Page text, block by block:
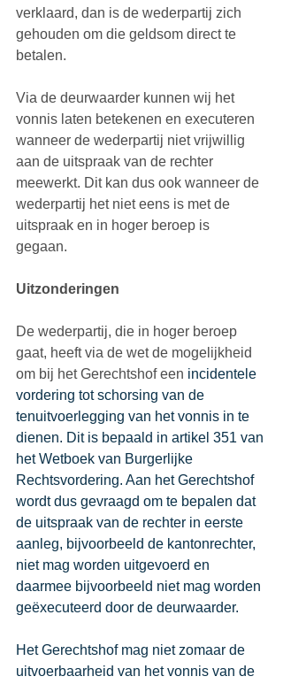
verklaard, dan is de wederpartij zich
gehouden om die geldsom direct te
betalen.
Via de deurwaarder kunnen wij het
vonnis laten betekenen en executeren
wanneer de wederpartij niet vrijwillig
aan de uitspraak van de rechter
meewerkt. Dit kan dus ook wanneer de
wederpartij het niet eens is met de
uitspraak en in hoger beroep is
gegaan.
Uitzonderingen
De wederpartij, die in hoger beroep
gaat, heeft via de wet de mogelijkheid
om bij het Gerechtshof een incidentele
vordering tot schorsing van de
tenuitvoerlegging van het vonnis in te
dienen. Dit is bepaald in artikel 351 van
het Wetboek van Burgerlijke
Rechtsvordering. Aan het Gerechtshof
wordt dus gevraagd om te bepalen dat
de uitspraak van de rechter in eerste
aanleg, bijvoorbeeld de kantonrechter,
niet mag worden uitgevoerd en
daarmee bijvoorbeeld niet mag worden
geëxecuteerd door de deurwaarder.
Het Gerechtshof mag niet zomaar de
uitvoerbaarheid van het vonnis van de